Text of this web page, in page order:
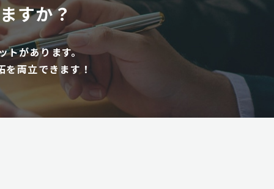
すか？
トがあります。
両立できます！